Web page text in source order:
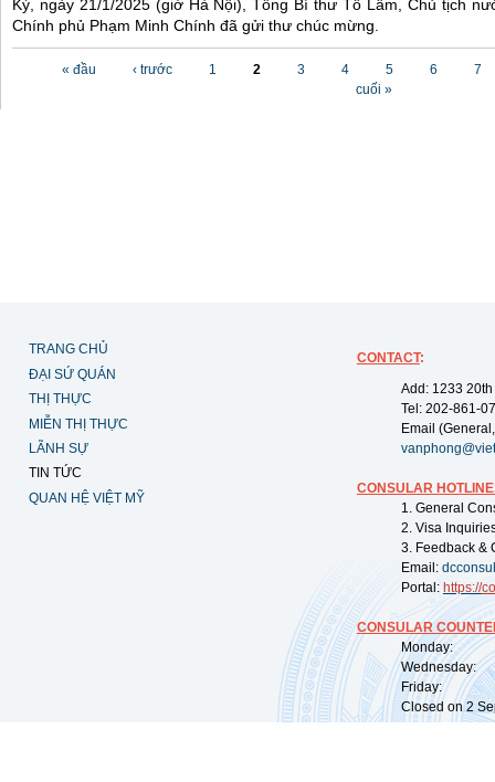
Kỳ, ngày 21/1/2025 (giờ Hà Nội), Tổng Bí thư Tô Lâm, Chủ tịch
Chính phủ Phạm Minh Chính đã gửi thư chúc mừng.
« đầu ‹ trước 1 2 3 4 5 6
7
cuối »
TRANG CHỦ
ĐẠI SỨ QUÁN
THỊ THỰC
MIỄN THỊ THỰC
LÃNH SỰ
TIN TỨC
QUAN HỆ VIỆT MỸ
CONTACT:
Add: 1233
Tel: 202-861-
Email
CONSULAR
1. General
2. Visa
3. Feedback &
Email:
Portal: https://
CONSULAR
Monday:
Wednesday:
Friday:
Closed on 2